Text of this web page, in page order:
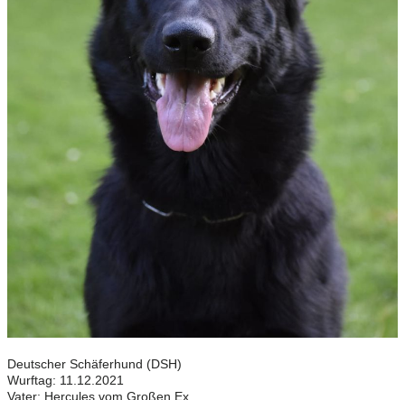
Deutscher Schäferhund (DSH)
Wurftag: 11.12.2021
Vater: Hercules vom Großen Ex